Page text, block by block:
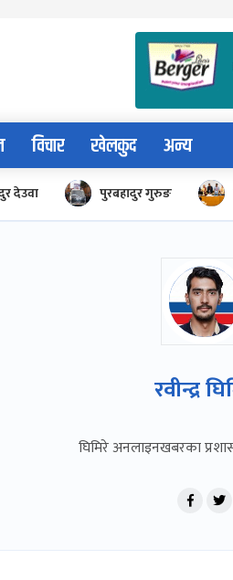
विचार खेलकुद अन्य
देउवा पुरबहादुर गुरुङ
रवीन्द्र
घिमिरे अनलाइनखबरका